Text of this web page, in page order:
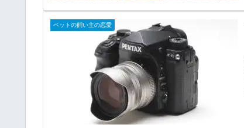
ペットの飼い主の恋愛